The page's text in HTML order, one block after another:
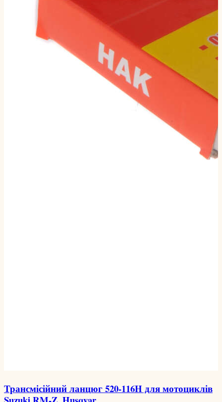
Трансмісійний ланцюг 520-116H для мотоциклів